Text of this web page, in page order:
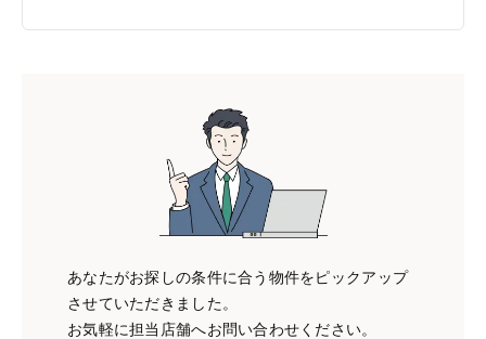
あなたがお探しの条件に合う物件をピックアップ
させていただきました。
お気軽に担当店舗へお問い合わせください。